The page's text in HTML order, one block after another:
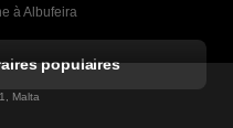
à Albufeira
à Lagos
populaires
Malta